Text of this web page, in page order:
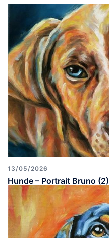
13/05/2026
Hunde – Portrait Bruno (2)